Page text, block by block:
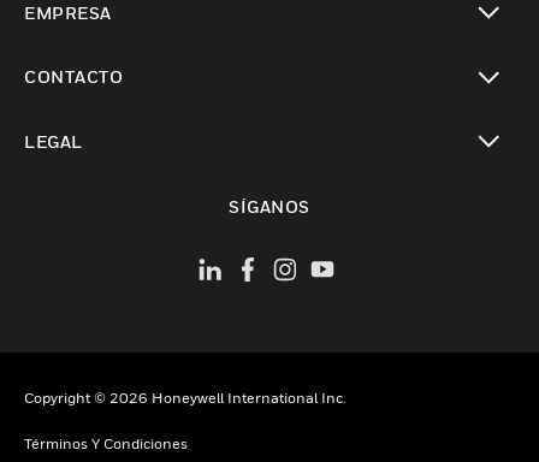
EMPRESA
CONTACTO
LEGAL
SÍGANOS
Copyright © 2026 Honeywell International Inc.
Términos Y Condiciones